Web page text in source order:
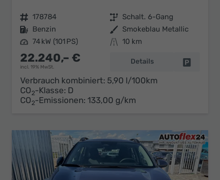
Fahrzeugnr. 178784 Getriebe Schalt. 6-Gang
Kraftstoff Benzin Außenfarbe Smokeblau Metallic
Leistung 74 kW (101 PS) Kilometerstand 10 km
22.240,– €
incl. 19% MwSt.
Details
Verbrauch kombiniert: 5,90 l/100km
CO2-Klasse: D
CO2-Emissionen: 133,00 g/km